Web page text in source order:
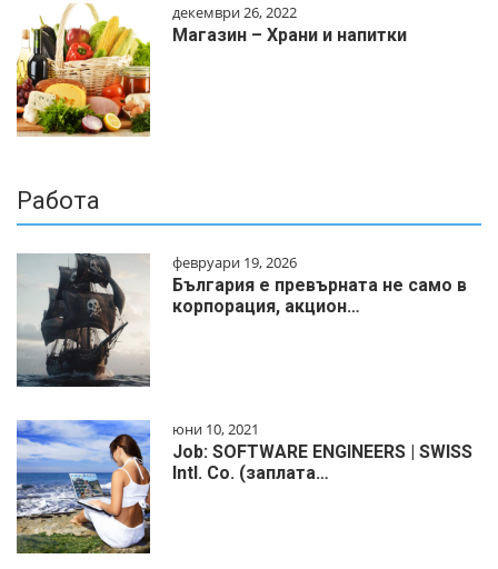
декември 26, 2022
Магазин – Храни и напитки
Работа
февруари 19, 2026
България е превърната не само в
корпорация, акцион…
юни 10, 2021
Job: SOFTWARE ENGINEERS | SWISS
Intl. Co. (заплата…